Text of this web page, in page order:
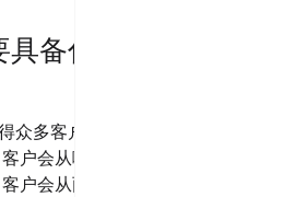
备什
众多客户的
户会从哪方
户会从两方